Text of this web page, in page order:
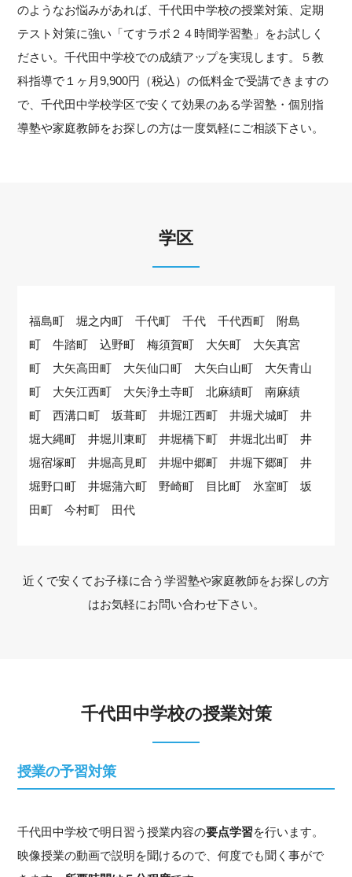
のようなお悩みがあれば、千代田中学校の授業対策、定期
テスト対策に強い「てすラボ２４時間学習塾」をお試しく
ださい。千代田中学校での成績アップを実現します。５教
科指導で１ヶ月9,900円（税込）の低料金で受講できますの
で、千代田中学校学区で安くて効果のある学習塾・個別指
導塾や家庭教師をお探しの方は一度気軽にご相談下さい。
学区
福島町 堀之内町 千代町 千代 千代西町 附島
町 牛踏町 込野町 梅須賀町 大矢町 大矢真宮
町 大矢高田町 大矢仙口町 大矢白山町 大矢青山
町 大矢江西町 大矢浄土寺町 北麻績町 南麻績
町 西溝口町 坂葺町 井堀江西町 井堀犬城町 井
堀大縄町 井堀川東町 井堀橋下町 井堀北出町 井
堀宿塚町 井堀高見町 井堀中郷町 井堀下郷町 井
堀野口町 井堀蒲六町 野崎町 目比町 氷室町 坂
田町 今村町 田代
近くで安くてお子様に合う学習塾や家庭教師をお探しの方
はお気軽にお問い合わせ下さい。
千代田中学校の授業対策
授業の予習対策
千代田中学校で明日習う授業内容の要点学習を行います。
映像授業の動画で説明を聞けるので、何度でも聞く事がで